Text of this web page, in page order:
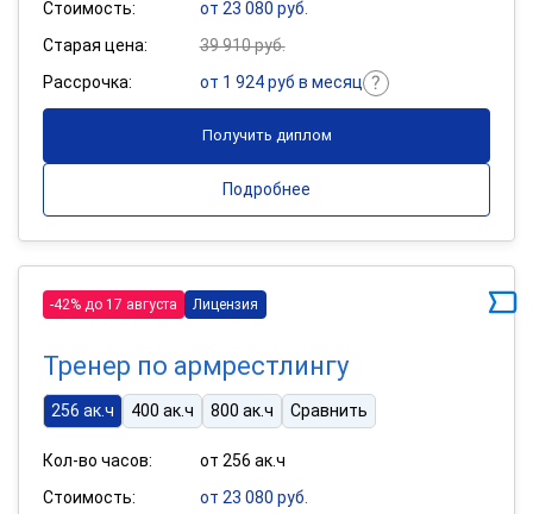
Стоимость:
от 23 080 руб.
Старая цена:
39 910 руб.
Рассрочка:
от 1 924 руб в месяц
Получить диплом
Подробнее
-42% до 17 августа Лицензия
Тренер по армрестлингу
256 ак.ч 400 ак.ч 800 ак.ч Сравнить
Кол-во часов:
от 256 ак.ч
Стоимость:
от 23 080 руб.